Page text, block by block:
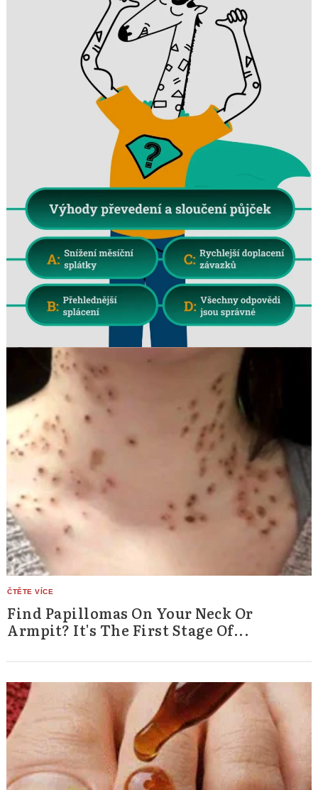
Find Papillomas On Your Neck Or
Armpit? It's The First Stage Of...